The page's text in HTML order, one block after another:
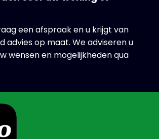
een afspraak en u krijgt van
advies op maat. We adviseren u
wensen en mogelijkheden qua